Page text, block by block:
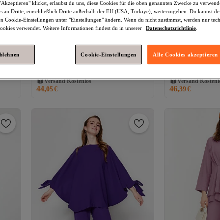
Trendyol Modest
Detailliertes Hemd-
und Hosen-Set in Leinenoptik mit
TCTSS26AU00001
Gratis Versand
Versand Kostenlos
44,05€
Trendyol Modest
Gratis Versand
Versand
46,39€
klickst, erlaubst du uns, diese Cookies für die oben genannten Zwecke zu
an Dritte, einschließlich Dritte außerhalb der EU (USA, Türkiye), weiterzugeben. Du kannst
Cookie-Einstellungen unter "Einstellungen" ändern. Wenn du nicht zustimmst, werden nur
verwendet. Weitere Informationen findest du in unserer
Datenschutzrichtlinie
Cookie-Einstellungen Alle Cookies akzeptieren